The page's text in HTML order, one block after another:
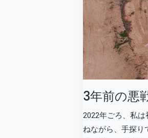
3年前の悪
2022年ごろ、私
ねながら、手探り